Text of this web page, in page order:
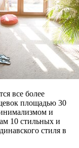
все более
площадью 30
и
10 стильных и
стиля в